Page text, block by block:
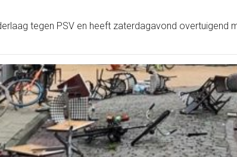
tegen PSV en heeft zaterdagavond overtuigend